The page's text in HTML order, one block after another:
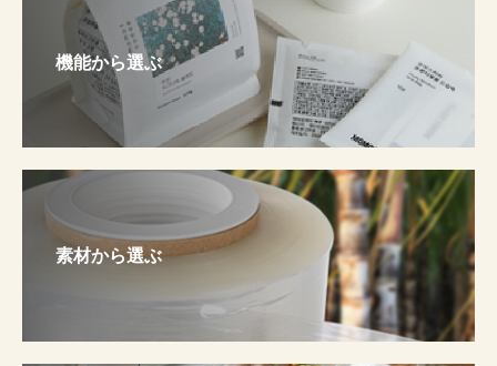
機能から選ぶ
素材から選ぶ